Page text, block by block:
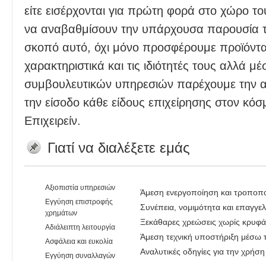
είτε εισέρχονται για πρώτη φορά στο χώρο
να αναβαθμίσουν την υπάρχουσα παρουσία
σκοπό αυτό, όχι μόνο προσφέρουμε
χαρακτηριστικά και τις ιδιότητές τους αλλά
συμβουλευτικών υπηρεσιών παρέχουμε την
την είσοδο κάθε είδους επιχείρησης στον
Επιχειρείν.
Γιατί να διαλέξετε εμάς
Αξιοπιστία υπηρεσιών
Εγγύηση επιστροφής
χρημάτων
Αδιάλειπτη λειτουργία
Ασφάλεια και ευκολία
Εγγύηση συναλλαγών
Άμεση ενεργοποίηση και
Συνέπεια, νομιμότητα και
Ξεκάθαρες χρεώσεις χωρίς
Άμεση τεχνική υποστήριξη
Αναλυτικές οδηγίες για την